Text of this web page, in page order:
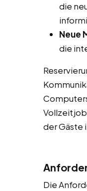
die
Neue
die
der Gäste
Die